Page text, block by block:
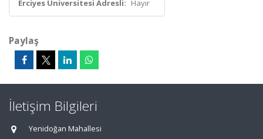
Erciyes Üniversitesi Adresli: Hayır
Paylaş
İletişim Bilgileri
Yenidoğan Mahallesi